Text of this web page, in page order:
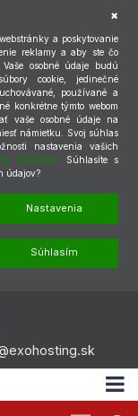
a poskytovanie
reklamy a aby ste čo
osobné údaje budú
cookie, jedinečné
používané a
konkrétne týmto webom
vaše osobné údaje na
námietku. Svoj súhlas
nastavenia vašich
súkromia.
Súhlasíte s
údajov?
Nastavenia
Súhlasím